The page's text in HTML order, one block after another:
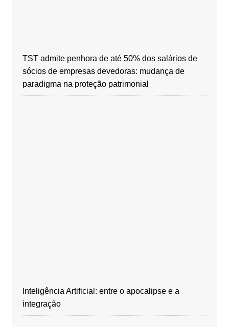
TST admite penhora de até 50% dos salários de
sócios de empresas devedoras: mudança de
paradigma na proteção patrimonial
Inteligência Artificial: entre o apocalipse e a
integração